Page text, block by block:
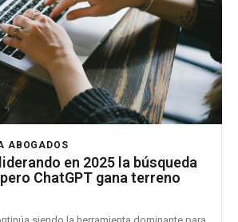
ABOGADOS
en 2025 la búsqueda
ChatGPT gana terreno